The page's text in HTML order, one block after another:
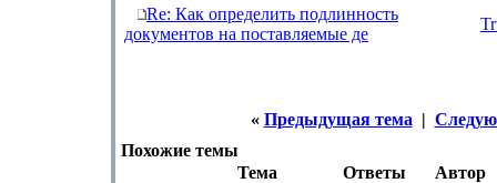
Re: Как определить подлинность
документов на поставляемые де
« Предыдущая тема |
Похожие темы
Тема
Ответы
Автор